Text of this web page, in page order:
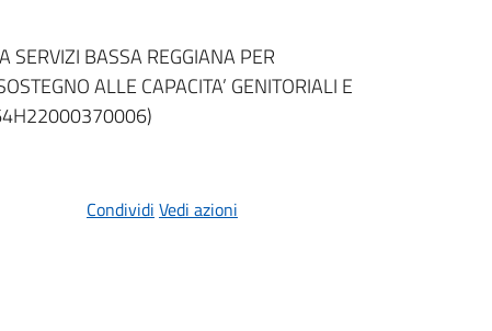
BASSA REGGIANA PER
ALLE CAPACITA’ GENITORIALI E
Condividi Vedi azioni